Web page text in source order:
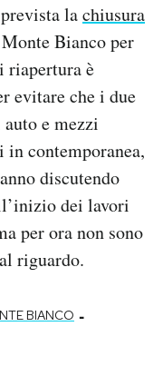
lachiusura
Bianco per
riapertura è
evitare che i due
e mezzi
contemporanea,
discutendo
dei lavori
per ora non sono
riguardo.
BIANCO -